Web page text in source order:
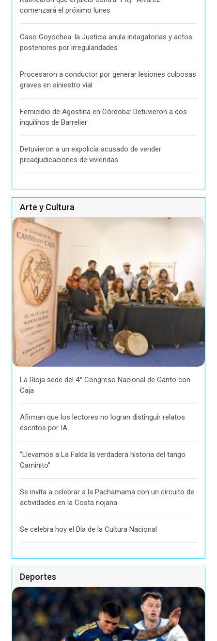
comenzará el próximo lunes
Caso Goyochea: la Justicia anula indagatorias y actos
posteriores por irregularidades
Procesaron a conductor por generar lesiones culposas
graves en siniestro vial
Femicidio de Agostina en Córdoba: Detuvieron a dos
inquilinos de Barrelier
Detuvieron a un expolicía acusado de vender
preadjudicaciones de viviendas
Arte y Cultura
La Rioja sede del 4° Congreso Nacional de Canto con
Caja
Afirman que los lectores no logran distinguir relatos
escritos por IA
"Llevamos a La Falda la verdadera historia del tango
Caminito"
Se invita a celebrar a la Pachamama con un circuito de
actividades en la Costa riojana
Se celebra hoy el Día de la Cultura Nacional
Deportes